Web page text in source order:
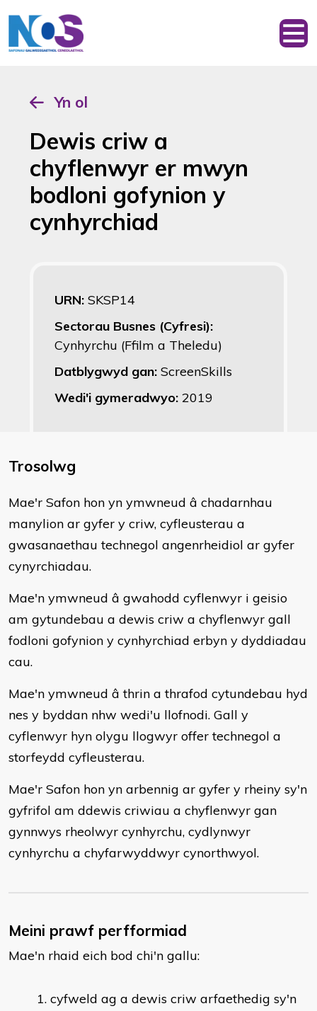
Yn ol
Dewis criw a
chyflenwyr er mwyn
bodloni gofynion y
cynhyrchiad
URN: SKSP14
Sectorau Busnes (Cyfresi):
Cynhyrchu (Ffilm a Theledu)
Datblygwyd gan: ScreenSkills
Wedi'i gymeradwyo: 2019
Trosolwg
​Mae'r Safon hon yn ymwneud â chadarnhau
manylion ar gyfer y criw, cyfleusterau a
gwasanaethau technegol angenrheidiol ar gyfer
cynyrchiadau.
Mae'n ymwneud â gwahodd cyflenwyr i geisio
am gytundebau a dewis criw a chyflenwyr gall
fodloni gofynion y cynhyrchiad erbyn y dyddiadau
cau.
Mae'n ymwneud â thrin a thrafod cytundebau hyd
nes y byddan nhw wedi'u llofnodi. Gall y
cyflenwyr hyn olygu llogwyr offer technegol a
storfeydd cyfleusterau.
Mae'r Safon hon yn arbennig ar gyfer y rheiny sy'n
gyfrifol am ddewis criwiau a chyflenwyr gan
gynnwys rheolwyr cynhyrchu, cydlynwyr
cynhyrchu a chyfarwyddwyr cynorthwyol.
Meini prawf perfformiad
Mae'n rhaid eich bod chi'n gallu:
​cyfweld ag a dewis criw arfaethedig sy'n